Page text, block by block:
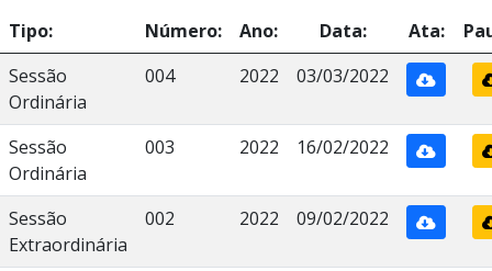
Tipo: Número: Ano: Data: Ata:
Sessão
Ordinária
004 2022 03/03/2022
Sessão
Ordinária
003 2022 16/02/2022
Sessão
Extraordinária
002 2022 09/02/2022